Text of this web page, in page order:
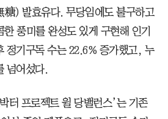
糖) 발효유다. 무당임에도 불구하고
풍미를 완성도 있게 구현해 인기
정기구독 수는 22.6% 증가했고, 누
넘어섰다.
터 프로젝트 윌 당밸런스’는 기존